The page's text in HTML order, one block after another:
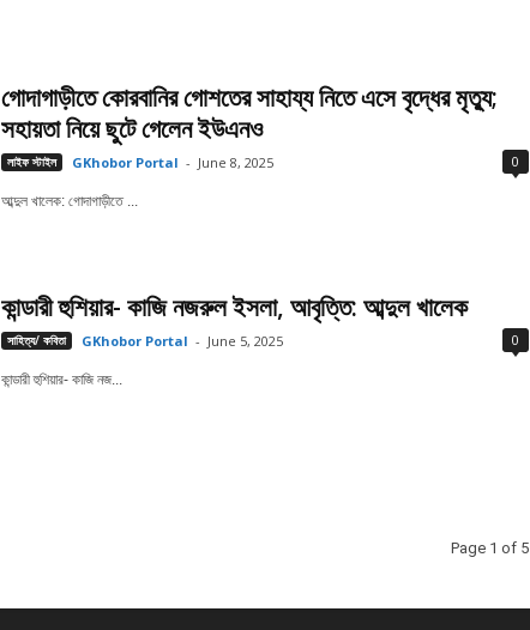
গোদাগাড়ীতে কোরবানির গোশতের সাহায্য নিতে এসে বৃদ্ধের মৃত্যু;
সহায়তা নিয়ে ছুটে গেলেন ইউএনও
লাইফ স্টাইল GKhobor Portal - June 8, 2025 0
আব্দুল খালেক: গোদাগাড়ীতে ...
কান্ডারী হুশিয়ার- কাজি নজরুল ইসলা, আবৃত্তি: আব্দুল খালেক
সাহিত্য/ কবিতা GKhobor Portal - June 5, 2025 0
কান্ডারী হুশিয়ার- কাজি নজ...
Page 1 of 5